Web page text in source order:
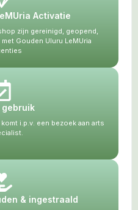
Activatie
zijn gereinigd, geopend,
Gouden Uluru LeMUria
gebruik
i.p.v. een bezoek aan arts
& ingestraald